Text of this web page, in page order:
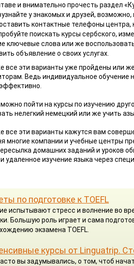
и внимательно прочесть раздел
у знакомых и друзей,
контактные телефоны центра,
поискать курсы сербского,
ключевые слова или же
объявление о своих услугах.
все эти варианты уже пройдены или
Ведь индивидуальное обучение
пойти на курсы по изучению
нелегкий немецкий или же учить
все эти варианты кажутся вам
многие компании и учебные центры
домашних заданий и уроков
удаленное изучение языка через
по подготовке к TOEFL
испытывают стресс и волнение во
Большую роль играет и сама
экзамена TOEFL.
курсы от Linguatrip.
вы задумывались, о том, чтоб